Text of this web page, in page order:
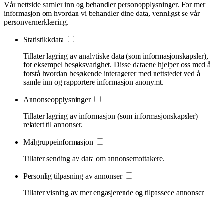
Vår nettside samler inn og behandler personopplysninger. For mer
informasjon om hvordan vi behandler dine data, vennligst se vår
personvernerklæring.
Statistikkdata
Tillater lagring av analytiske data (som informasjonskapsler),
for eksempel besøksvarighet. Disse dataene hjelper oss med å
forstå hvordan besøkende interagerer med nettstedet ved å
samle inn og rapportere informasjon anonymt.
Annonseopplysninger
Tillater lagring av informasjon (som informasjonskapsler)
relatert til annonser.
Målgruppeinformasjon
Tillater sending av data om annonsemottakere.
Personlig tilpasning av annonser
Tillater visning av mer engasjerende og tilpassede annonser